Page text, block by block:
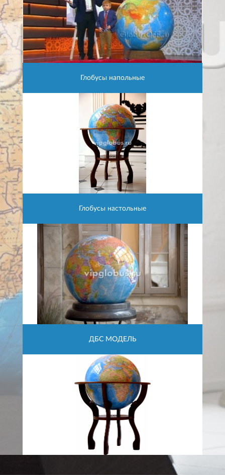
Глобусы напольные
Глобусы настольные
ДБС МОДЕЛЬ